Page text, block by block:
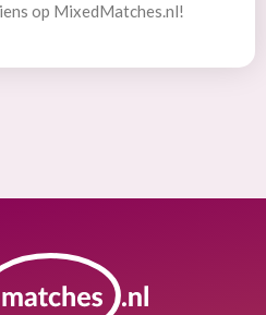
op MixedMatches.nl!